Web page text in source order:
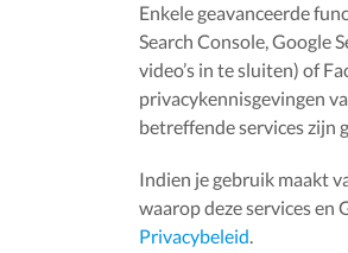
Enkele geavanceerde
Search Console, Google
video’s in te sluiten) of
privacykennisgevingen
betreffende services zijn
Indien je gebruik maakt
waarop deze services
Privacybeleid.